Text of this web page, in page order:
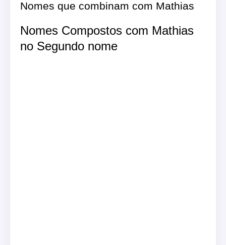
Nomes que combinam com Mathias
Nomes Compostos com Mathias
no Segundo nome